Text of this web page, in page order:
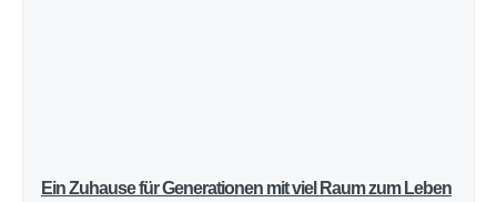
Ein Zuhause für Generationen mit viel Raum zum Leben